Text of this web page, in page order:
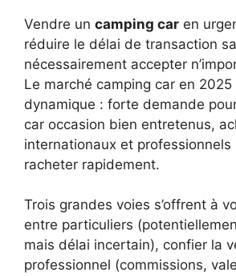
Vendre un camping car en
réduire le délai de transaction
nécessairement accepter
Le marché camping car en 2025
dynamique : forte demande
car occasion bien entretenus,
internationaux et professionnels
racheter rapidement.
Trois grandes voies s’offrent à
entre particuliers
mais délai incertain), confier la
professionnel (commissions,